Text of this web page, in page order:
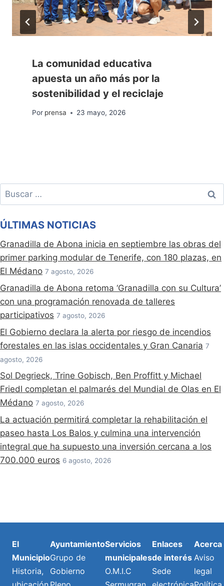
La comunidad educativa
apuesta un año más por la
sostenibilidad y el reciclaje
Por prensa 23 mayo, 2026
Buscar:
ÚLTIMAS NOTICIAS
Granadilla de Abona inicia en septiembre las obras del
primer parking modular de Tenerife, con 180 plazas, en
El Médano 7 agosto, 2026
Granadilla de Abona retoma ‘Granadilla con su Cultura’
con una programación renovada de talleres
participativos 7 agosto, 2026
El Gobierno declara la alerta por riesgo de incendios
forestales en las islas occidentales y Gran Canaria 7
agosto, 2026
Sol Degrieck, Trine Gobisch, Ben Proffitt y Michael
Friedl completan el palmarés del Mundial de Olas en El
Médano 7 agosto, 2026
La actuación permitirá completar la rehabilitación el
paseo hasta Los Balos y culmina una intervención
integral que ha supuesto una inversión cercana a los
700.000 euros 6 agosto, 2026
El
Municipio
Historia,
Ayuntamiento
Grupo de
Gobierno
Servicios
municipales
O.M.I.C
Enlaces
de interés
Sede
Acerca
Aviso
legal